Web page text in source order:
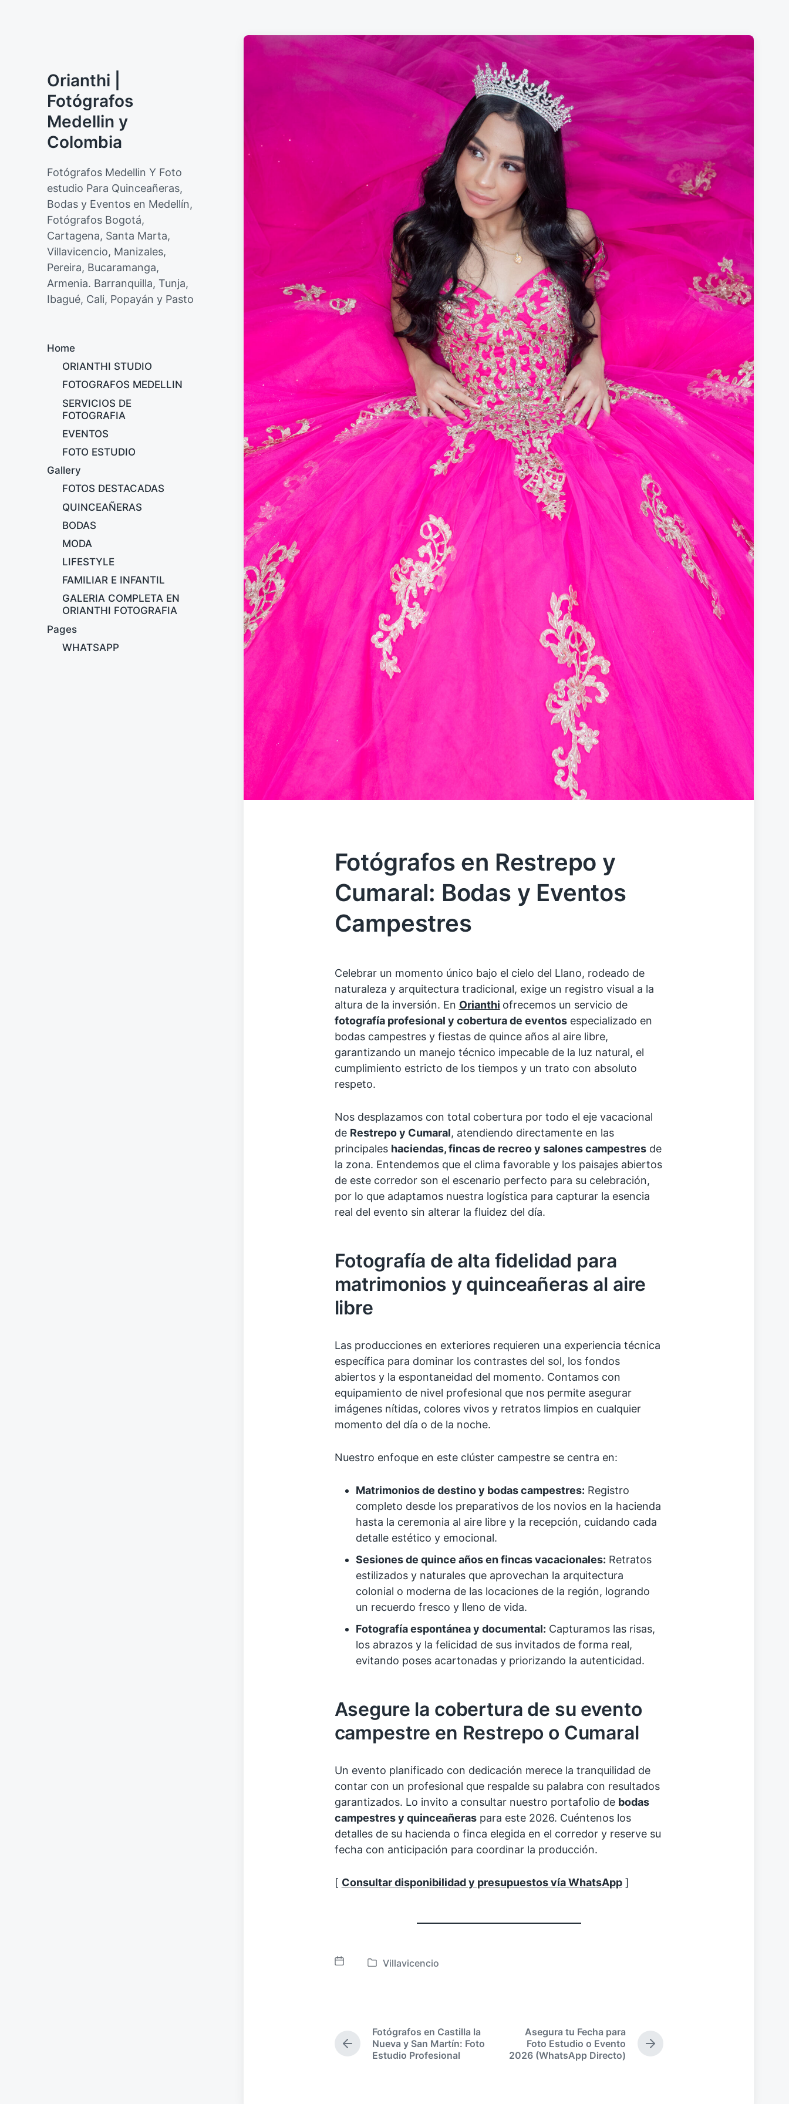
Orianthi |
Fotógrafos
Medellin y
Colombia
Fotógrafos Medellin Y Foto
estudio Para Quinceañeras,
Bodas y Eventos en Medellín,
Fotógrafos Bogotá,
Cartagena, Santa Marta,
Villavicencio, Manizales,
Pereira, Bucaramanga,
Armenia. Barranquilla, Tunja,
Ibagué, Cali, Popayán y Pasto
Home
ORIANTHI STUDIO
FOTOGRAFOS MEDELLIN
SERVICIOS DE
FOTOGRAFIA
EVENTOS
FOTO ESTUDIO
Gallery
FOTOS DESTACADAS
QUINCEAÑERAS
BODAS
MODA
LIFESTYLE
FAMILIAR E INFANTIL
GALERIA COMPLETA EN
ORIANTHI FOTOGRAFIA
Pages
WHATSAPP
Fotógrafos en Restrepo y
Cumaral: Bodas y Eventos
Campestres
Celebrar un momento único bajo el cielo del Llano, rodeado de
naturaleza y arquitectura tradicional, exige un registro visual a la
altura de la inversión. En Orianthi ofrecemos un servicio de
fotografía profesional y cobertura de eventosespecializado en
bodas campestres y fiestas de quince años al aire libre,
garantizando un manejo técnico impecable de la luz natural, el
cumplimiento estricto de los tiempos y un trato con absoluto
respeto.
Nos desplazamos con total cobertura por todo el eje vacacional
de Restrepo y Cumaral, atendiendo directamente en las
principales haciendas, fincas de recreo y salones campestresde
la zona. Entendemos que el clima favorable y los paisajes abiertos
de este corredor son el escenario perfecto para su celebración,
por lo que adaptamos nuestra logística para capturar la esencia
real del evento sin alterar la fluidez del día.
Fotografía de alta fidelidad para
matrimonios y quinceañeras al aire
libre
Las producciones en exteriores requieren una experiencia técnica
específica para dominar los contrastes del sol, los fondos
abiertos y la espontaneidad del momento. Contamos con
equipamiento de nivel profesional que nos permite asegurar
imágenes nítidas, colores vivos y retratos limpios en cualquier
momento del día o de la noche.
Nuestro enfoque en este clúster campestre se centra en:
Matrimonios de destino y bodas campestres: Registro
completo desde los preparativos de los novios en la hacienda
hasta la ceremonia al aire libre y la recepción, cuidando cada
detalle estético y emocional.
Sesiones de quince años en fincas vacacionales: Retratos
estilizados y naturales que aprovechan la arquitectura
colonial o moderna de las locaciones de la región, logrando
un recuerdo fresco y lleno de vida.
Fotografía espontánea y documental: Capturamos las risas,
los abrazos y la felicidad de sus invitados de forma real,
evitando poses acartonadas y priorizando la autenticidad.
Asegure la cobertura de su evento
campestre en Restrepo o Cumaral
Un evento planificado con dedicación merece la tranquilidad de
contar con un profesional que respalde su palabra con resultados
garantizados. Lo invito a consultar nuestro portafolio de bodas
campestres y quinceañeraspara este 2026. Cuéntenos los
detalles de su hacienda o finca elegida en el corredor y reserve su
fecha con anticipación para coordinar la producción.
[ Consultar disponibilidad y presupuestos vía WhatsApp]
F
p
u
P
Villavicencio
E
Fotógrafos en Castilla la
Nueva y San Martín: Foto
Estudio Profesional
E
Asegura tu Fecha para
Foto Estudio o Evento
2026 (WhatsApp Directo)